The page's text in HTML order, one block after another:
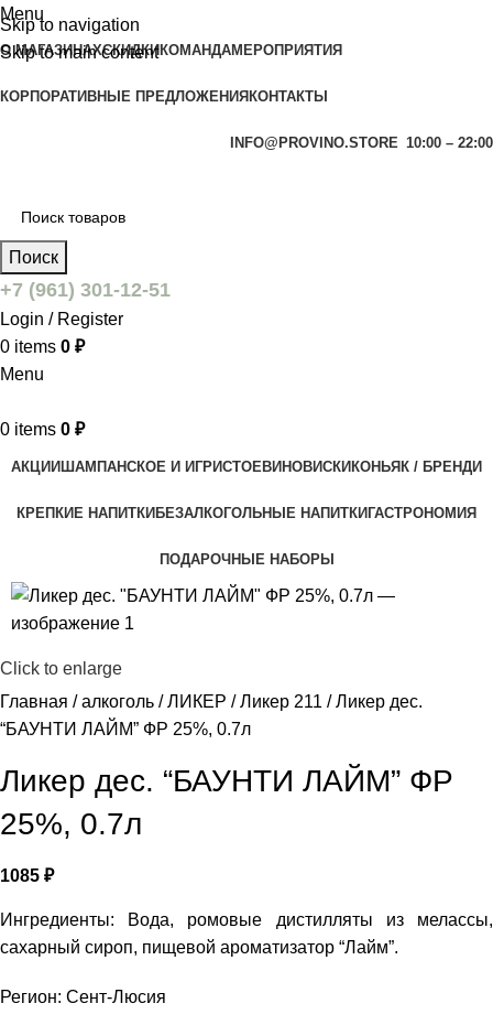
Skip to navigation
Skip to main content
Menu
О МАГАЗИНАХСКИДКИКОМАНДАМЕРОПРИЯТИЯ
КОРПОРАТИВНЫЕ ПРЕДЛОЖЕНИЯ КОНТАКТЫ
INFO@PROVINO.STORE 10:00 – 22:00
Поиск
+7 (961) 301-12-51
Login / Register
0 items 0 ₽
Menu
0 items 0 ₽
АКЦИИШАМПАНСКОЕ И ИГРИСТОЕВИНОВИСКИКОНЬЯК / БРЕНДИ
КРЕПКИЕ НАПИТКИБЕЗАЛКОГОЛЬНЫЕ НАПИТКИГАСТРОНОМИЯ
ПОДАРОЧНЫЕ НАБОРЫ
Click to enlarge
Главная
алкоголь ЛИКЕР Ликер 211
Ликер дес.
“БАУНТИ ЛАЙМ” ФР 25%, 0.7л
Ликер дес. “БАУНТИ ЛАЙМ” ФР
25%, 0.7л
1085 ₽
Ингредиенты: Вода, ромовые дистилляты из мелассы,
сахарный сироп, пищевой ароматизатор “Лайм”.
Регион: Сент-Люсия